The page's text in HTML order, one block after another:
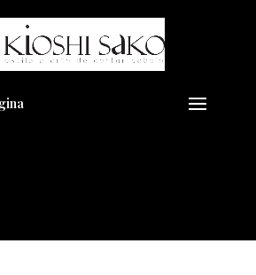
em transformar seu
Visual??